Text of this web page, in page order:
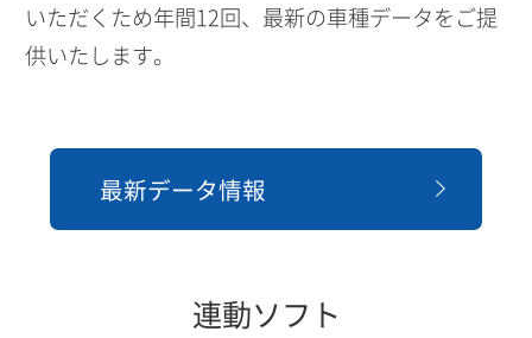
いただくため年間12回、最新の車種データをご提
供いたします。
最新データ情報
連動ソフト